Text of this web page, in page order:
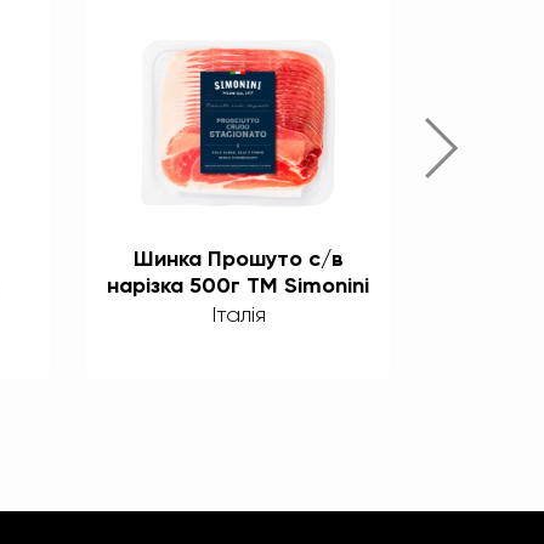
Шинка Прошуто с/в
нарізка 500г ТМ Simonini
Італія